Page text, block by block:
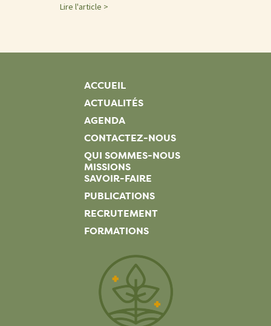
Lire l'article >
ACCUEIL
ACTUALITÉS
AGENDA
CONTACTEZ-NOUS
QUI SOMMES-NOUS
MISSIONS
SAVOIR-FAIRE
PUBLICATIONS
RECRUTEMENT
FORMATIONS